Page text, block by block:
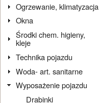
Ogrzewanie, klimatyzacja
Okna
Środki chem. higieny,
kleje
Technika pojazdu
Woda- art. sanitarne
Wyposażenie pojazdu
Drabinki